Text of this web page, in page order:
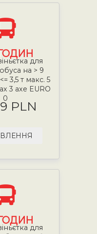
для
на > 9
3,5 т макс. 5
3 axe EURO
0
PLN
для